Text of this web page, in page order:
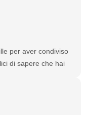
per aver condiviso
di sapere che hai